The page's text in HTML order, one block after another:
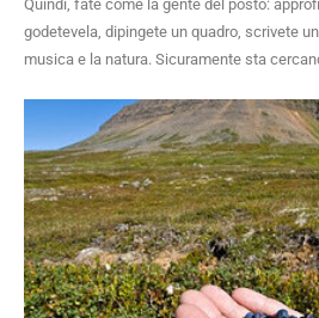
Quindi, fate come la gente del posto:
godetevela, dipingete un quadro, scrivete
musica e la natura. Sicuramente sta